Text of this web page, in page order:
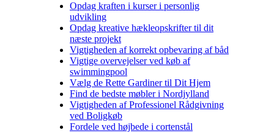
Opdag kraften i kurser i personlig
udvikling
Opdag kreative hækleopskrifter til dit
næste projekt
Vigtigheden af korrekt opbevaring af båd
Vigtige overvejelser ved køb af
swimmingpool
Vælg de Rette Gardiner til Dit Hjem
Find de bedste møbler i Nordjylland
Vigtigheden af Professionel Rådgivning
ved Boligkøb
Fordele ved højbede i cortenstål